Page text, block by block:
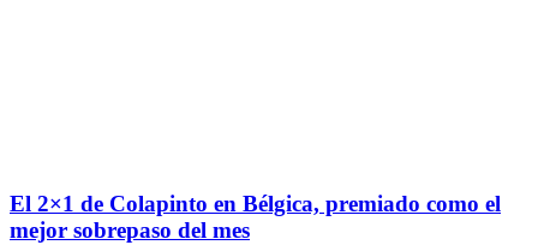
El 2×1 de Colapinto en Bélgica, premiado como el
mejor sobrepaso del mes